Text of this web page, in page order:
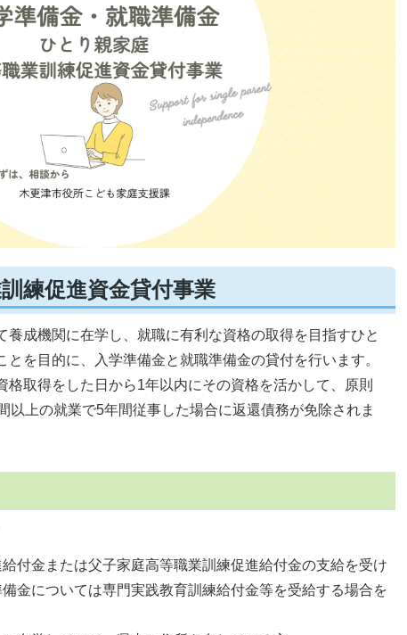
練促進資金貸付事業
養成機関に在学し、就職に有利な資格の取得を目指すひと
を目的に、入学準備金と就職準備金の貸付を行います。
格取得をした日から1年以内にその資格を活かして、原則
以上の就業で5年間従事した場合に返還債務が免除されま
付金または父子家庭高等職業訓練促進給付金の支給を受け
金については専門実践教育訓練給付金等を受給する場合を